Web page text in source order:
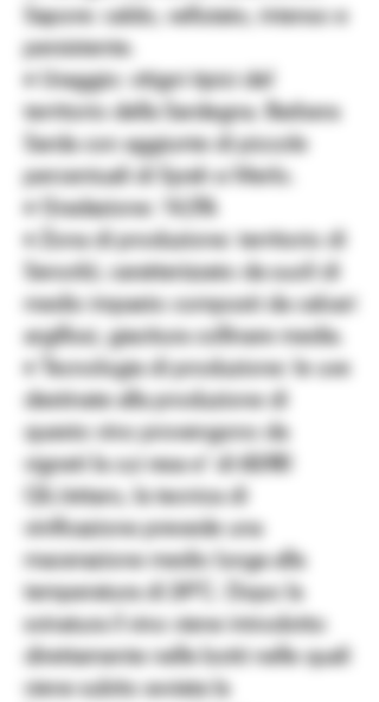
Sapore: caldo, vellutato, intenso e
persistente.
♦ Uvaggio: vitigni tipici del
territorio della Sardegna. Barbera
Sarda con aggiunte di piccole
percentuali di Syrah e Merlo.
♦ Gradazione: 14,5%
♦ Zona di produzione: territorio di
Senorbì, caratterizzato da suoli di
medio impasto composti da calcari
argillosi, giacitura collinare media.
♦ Tecnologia di produzione: le uve
destinate alla produzione di
questo vino provengono da
vigneti la cui resa e’ di 60/80
Qli./ettaro, la tecnica di
vinificazione prevede una
macerazione medio lunga alla
temperatura di 24°C. Dopo la
svinatura il vino viene introdotto
direttamente nelle botti nelle quali
viene subito avviata la